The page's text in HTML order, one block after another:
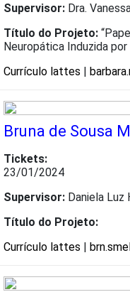
Supervisor: Dra.
Título do Projeto:
Neuropática Induzida
Currículo lattes |
Bruna de Sousa
Tickets:
23/01/2024
Supervisor: Daniela Luz
Título do Projeto:
Currículo lattes |